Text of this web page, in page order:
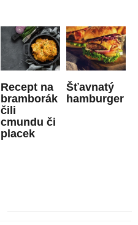
Recept na
bramborák
čili
cmundu či
placek
Šťavnatý
hamburger